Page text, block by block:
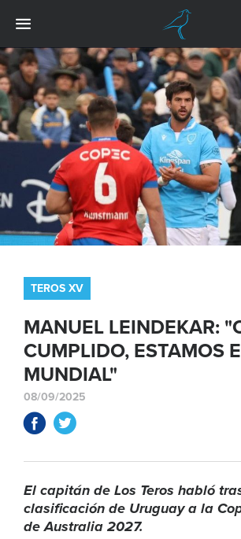
TEROS XV
MANUEL LEINDEKAR:
CUMPLIDO, ESTAMOS
MUNDIAL"
08/09/2025
El capitán de Los Teros habló
clasificación de Uruguay a la
de Australia 2027.